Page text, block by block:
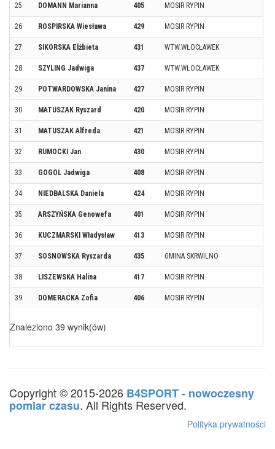
25 DOMANN Marianna 405 MOSIR RYPIN
26 ROSPIRSKA Wiesława 429 MOSIR RYPIN
27 SIKORSKA Elżbieta 431 WTW.WŁOCŁAWEK
28 SZYLING Jadwiga 437 WTW.WŁOCŁAWEK
29 POTWARDOWSKA Janina 427 MOSIR RYPIN
30 MATUSZAK Ryszard 420 MOSIR RYPIN
31 MATUSZAK Alfreda 421 MOSIR RYPIN
32 RUMOCKI Jan 430 MOSIR RYPIN
33 GOGOL Jadwiga 408 MOSIR RYPIN
34 NIEDBALSKA Daniela 424 MOSIR RYPIN
35 ARSZYŃSKA Genowefa 401 MOSIR RYPIN
36 KUCZMARSKI Władysław 413 MOSIR RYPIN
37 SOSNOWSKA Ryszarda 435 GMINA SKRWILNO
38 LISZEWSKA Halina 417 MOSIR RYPIN
39 DOMERACKA Zofia 406 MOSIR RYPIN
Znaleziono 39 wynik(ów)
Copyright © 2015-2026 B4SPORT - nowoczesny
pomiar czasu. All Rights Reserved.
Polityka prywatności